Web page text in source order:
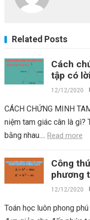
Related Posts
Cách
tập có
12/12/2020
CÁCH CHỨNG MINH
niệm tam giác cân là gì?
bằng nhau.... Read more
Công
phương
12/12/2020
Toán học luôn phong